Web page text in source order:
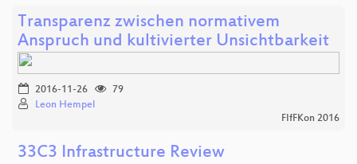
Transparenz zwischen normativem
Anspruch und kultivierter Unsichtbarkeit
2016-11-26
79
Leon Hempel
FIfFKon 2016
33C3 Infrastructure Review